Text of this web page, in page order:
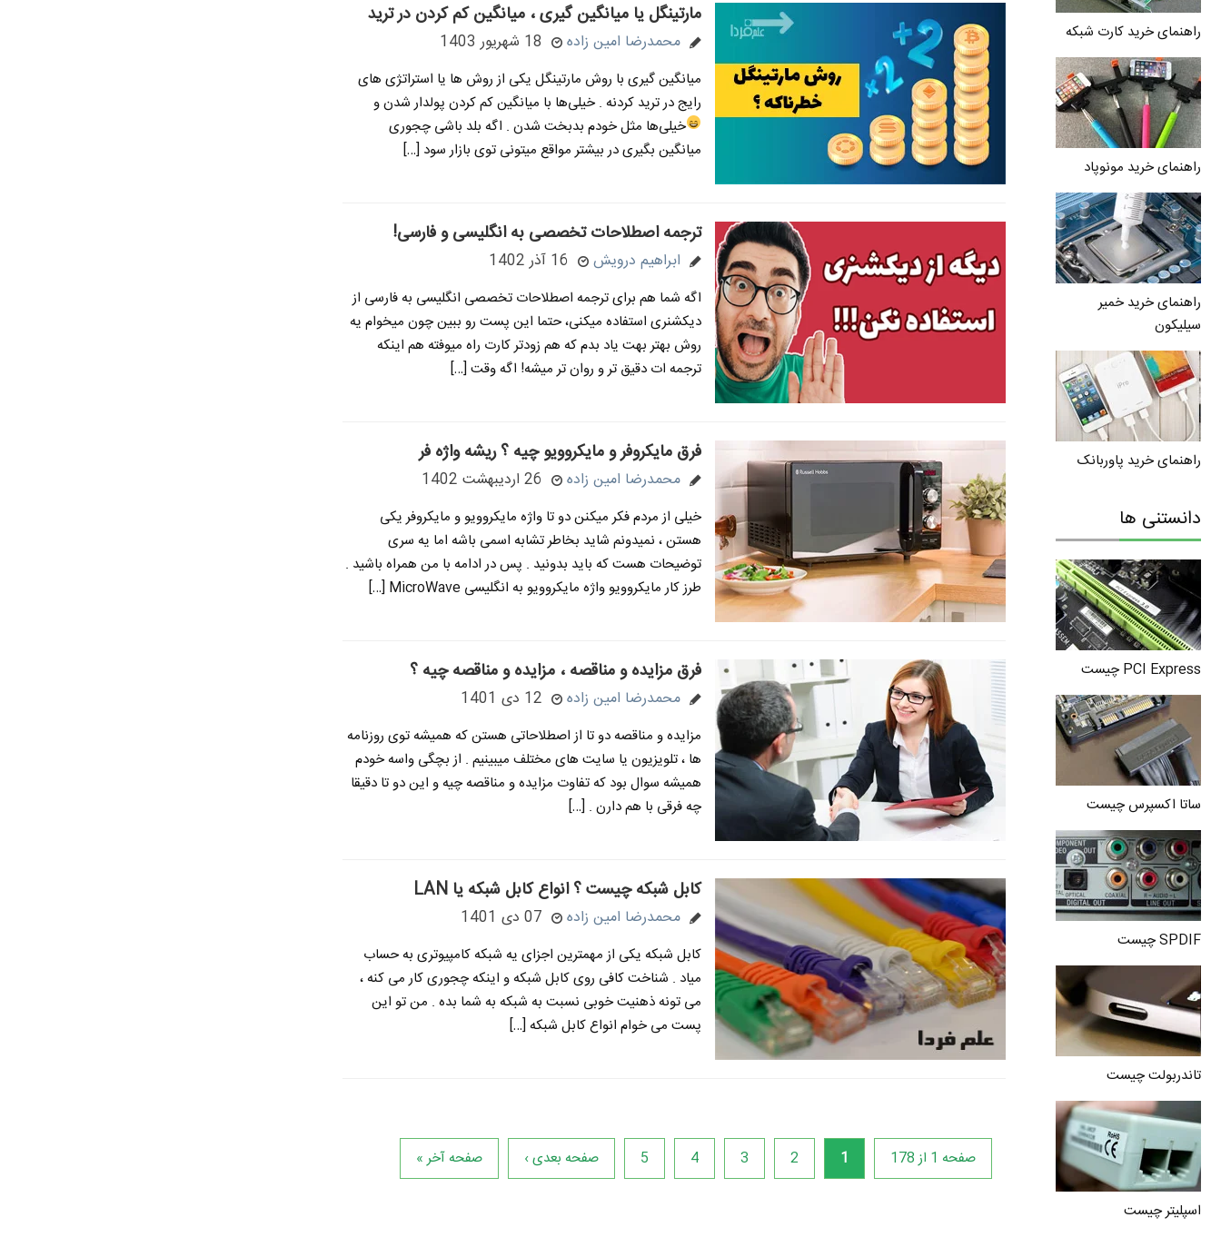
راهنمای خرید کارت شبکه
راهنمای خرید مونوپاد
راهنمای خرید خمیر
سیلیکون
راهنمای خرید پاوربانک
دانستنی ها
PCI Express چیست
ساتا اکسپرس چیست
SPDIF چیست
تاندربولت چیست
اسپلیتر چیست
مارتینگل یا میانگین گیری ، میانگین کم کردن در ترید
محمدرضا امین زاده 18 شهریور 1403
میانگین گیری با روش مارتینگل یکی از روش ها یا استراتژی های
رایج در ترید کردنه . خیلی‌ها با میانگین کم کردن پولدار شدن و
خیلی‌ها مثل خودم بدبخت شدن . اگه بلد باشی چجوری
میانگین بگیری در بیشتر مواقع میتونی توی بازار سود […]
ترجمه اصطلاحات تخصصی به انگلیسی و فارسی!
ابراهیم درویش 16 آذر 1402
اگه شما هم برای ترجمه اصطلاحات تخصصی انگلیسی به فارسی از
دیکشنری استفاده میکنی، حتما این پست رو ببین چون میخوام یه
روش بهتر بهت یاد بدم که هم زودتر کارت راه میوفته هم اینکه
ترجمه ات دقیق تر و روان تر میشه! اگه وقت […]
فرق مایکروفر و مایکروویو چیه ؟ ریشه واژه فر
محمدرضا امین زاده 26 اردیبهشت 1402
خیلی از مردم فکر میکنن دو تا واژه مایکروویو و مایکروفر یکی
هستن ، نمیدونم شاید بخاطر تشابه اسمی باشه اما یه سری
توضیحات هست که باید بدونید . پس در ادامه با من همراه باشید .
طرز کار مایکروویو واژه مایکروویو به انگلیسی MicroWave […]
فرق مزایده و مناقصه ، مزایده و مناقصه چیه ؟
محمدرضا امین زاده 12 دی 1401
مزایده و مناقصه دو تا از اصطلاحاتی هستن که همیشه توی روزنامه
ها ، تلویزیون یا سایت های مختلف میبینیم . از بچگی واسه خودم
همیشه سوال بود که تفاوت مزایده و مناقصه چیه و این دو تا دقیقا
چه فرقی با هم دارن . […]
کابل شبکه چیست ؟ انواع کابل شبکه یا LAN
محمدرضا امین زاده 07 دی 1401
کابل شبکه یکی از مهمترین اجزای یه شبکه کامپیوتری به حساب
میاد . شناخت کافی روی کابل شبکه و اینکه چجوری کار می کنه ،
می تونه ذهنیت خوبی نسبت به شبکه به شما بده . من تو این
پست می خوام انواع کابل شبکه […]
صفحه 1 از 178 1
2
3
4
5 صفحه بعدی › صفحه آخر »